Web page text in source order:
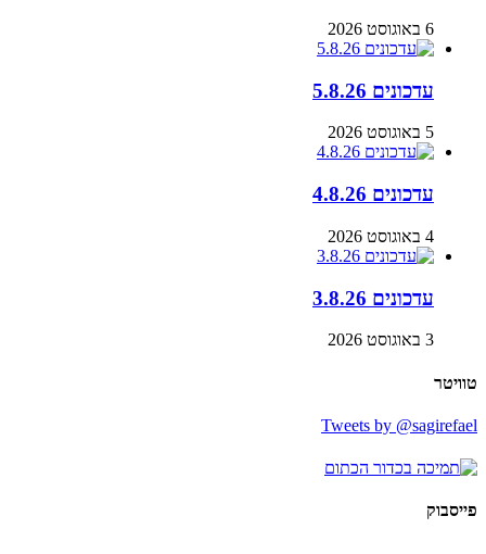
6 באוגוסט 2026
עדכונים 5.8.26
5 באוגוסט 2026
עדכונים 4.8.26
4 באוגוסט 2026
עדכונים 3.8.26
3 באוגוסט 2026
טוויטר
Tweets by @sagirefael
פייסבוק